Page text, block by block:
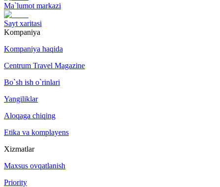
Ma`lumot markazi
Sayt xaritasi
Kompaniya
Kompaniya haqida
Centrum Travel Magazine
Bo`sh ish o`rinlari
Yangiliklar
Aloqaga chiqing
Etika va komplayens
Xizmatlar
Maxsus ovqatlanish
Priority